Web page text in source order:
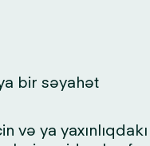
bir səyahət
və ya yaxınlıqdakı